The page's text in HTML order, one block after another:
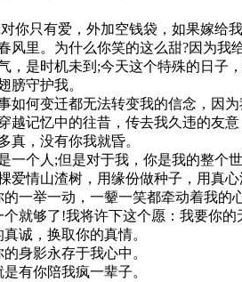
只有爱，外加空钱袋，如果嫁给
里。为什么你笑的这么甜?因为我
是时机未到;今天这个特殊的日子
膀守护我。
何变迁都无法转变我的信念，因为
记忆中的往昔，传去我久违的友意
，没有你我就昏。
个人;但是对于我，你是我的整个世
情山渣树，用缘份做种子，用真
一举一动，一颦一笑都牵动着我的
就够了!我将许下这个愿：我要你
诚，换取你的真情。
身影永存于我心中。
有你陪我疯一辈子。